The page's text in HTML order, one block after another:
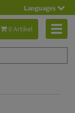
Languages
0 Artikel